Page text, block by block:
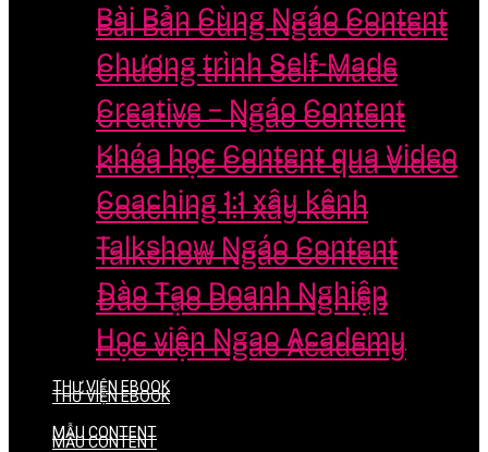
Bài Bản Cùng Ngáo Content
Chương trình Self-Made
Creative – Ngáo Content
Khóa học Content qua Video
Coaching 1:1 xây kênh
Talkshow Ngáo Content
Đào Tạo Doanh Nghiệp
Học viện Ngao Academy
THƯ VIỆN EBOOK
MẪU CONTENT
Bài Bản Cùng Ngáo Content
Chương trình Self-Made
Creative – Ngáo Content
Khóa học Content qua Video
Coaching 1:1 xây kênh
Talkshow Ngáo Content
Đào Tạo Doanh Nghiệp
Học viện Ngao Academy
THƯ VIỆN EBOOK
MẪU CONTENT